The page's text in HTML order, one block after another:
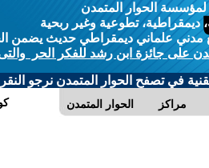
لمؤسسة الحوار المتمدن
ديمقراطية، تطوعية وغير ربحية
علماني ديمقراطي حديث يضمن
على جائزة ابن رشد للفكر الحر والتى
في تصفح الحوار المتمدن نرجو النقر
الحوار المتمدن مراكز